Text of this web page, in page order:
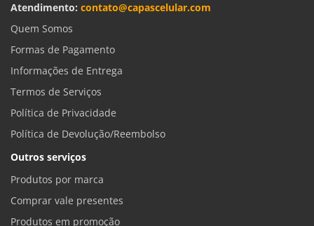
Atendimento: contato@capascelular.com
Quem Somos
Formas de Pagamento
Informações de Entrega
Termos de Serviços
Política de Privacidade
Política de Devolução/Reembolso
Outros serviços
Produtos por marca
Comprar vale presentes
Produtos em promoção